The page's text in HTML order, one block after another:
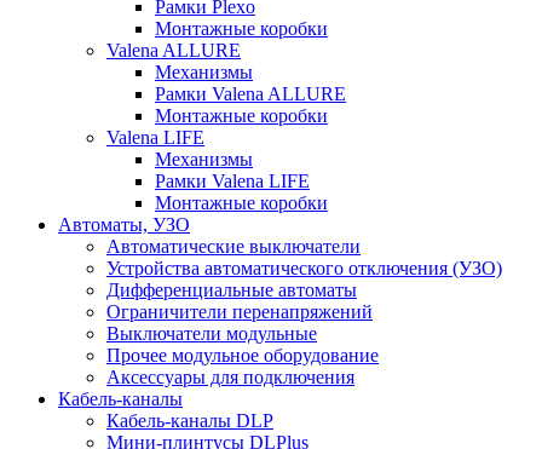
Рамки Plexo
Монтажные коробки
Valena ALLURE
Механизмы
Рамки Valena ALLURE
Монтажные коробки
Valena LIFE
Механизмы
Рамки Valena LIFE
Монтажные коробки
Автоматы, УЗО
Автоматические выключатели
Устройства автоматического отключения (УЗО)
Дифференциальные автоматы
Ограничители перенапряжений
Выключатели модульные
Прочее модульное оборудование
Аксессуары для подключения
Кабель-каналы
Кабель-каналы DLP
Мини-плинтусы DLPlus